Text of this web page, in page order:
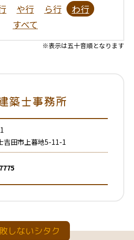
や行 ら行
わ行
すべて
※表示は五十音順となります
築士事務所
吉田市上暮地5-11-1
しないシタク